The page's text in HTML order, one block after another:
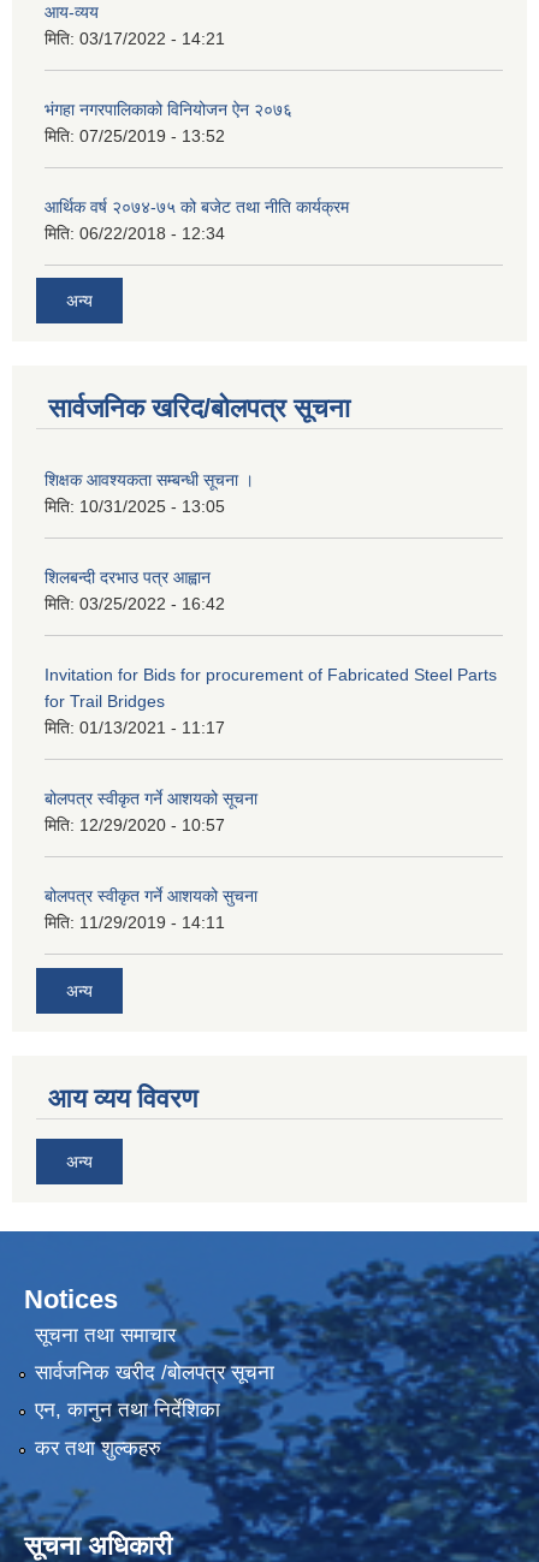
आय-व्यय
मिति: 03/17/2022 - 14:21
भंगहा नगरपालिकाको विनियोजन ऐन २०७६
मिति: 07/25/2019 - 13:52
आर्थिक वर्ष २०७४-७५ को बजेट तथा नीति कार्यक्रम
मिति: 06/22/2018 - 12:34
अन्य
सार्वजनिक खरिद/बोलपत्र सूचना
शिक्षक आवश्यकता सम्बन्धी सूचना ।
मिति: 10/31/2025 - 13:05
शिलबन्दी दरभाउ पत्र आह्वान
मिति: 03/25/2022 - 16:42
Invitation for Bids for procurement of Fabricated Steel Parts
for Trail Bridges
मिति: 01/13/2021 - 11:17
बोलपत्र स्वीकृत गर्ने आशयको सूचना
मिति: 12/29/2020 - 10:57
बोलपत्र स्वीकृत गर्ने आशयको सुचना
मिति: 11/29/2019 - 14:11
अन्य
आय व्यय विवरण
अन्य
Notices
सूचना तथा समाचार
सार्वजनिक खरीद /बोलपत्र सूचना
एन, कानुन तथा निर्देशिका
कर तथा शुल्कहरु
सूचना अधिकारी